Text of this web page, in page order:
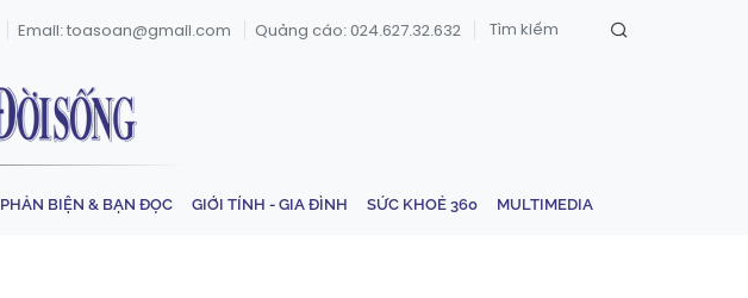
Email: toasoan@gmail.com Quảng cáo: 024.627.32.632
PHẢN BIỆN & BẠN ĐỌC GIỚI TÍNH - GIA ĐÌNH SỨC KHOẺ 360 MULTIMEDIA